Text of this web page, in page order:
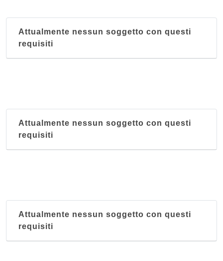
Attualmente nessun soggetto con questi
requisiti
Attualmente nessun soggetto con questi
requisiti
Attualmente nessun soggetto con questi
requisiti